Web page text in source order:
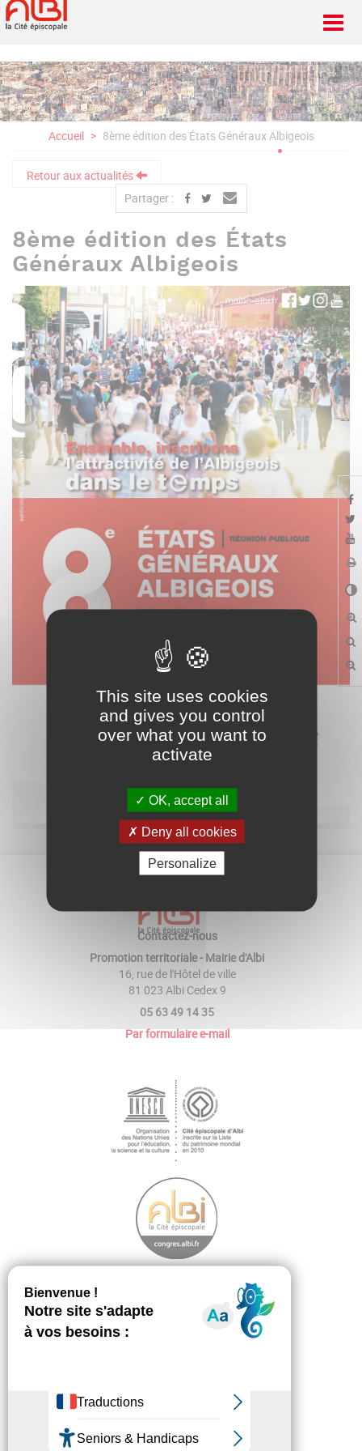
Aller
au
Accueil 8ème édition des États Généraux Albigeois
Retour aux actualités
Partager :
8ème édition des États
Généraux Albigeois
Contactez-nous
Promotion territoriale - Mairie d'Albi
16, rue de l'Hôtel de ville
81 023 Albi Cedex 9
05 63 49 14 35
Par formulaire e-mail
menu
La démarche
This site uses cookies
and gives you control
over what you want to
activate
OK, accept all
Deny all cookies
Personalize